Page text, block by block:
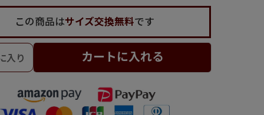
この商品はサイズ交換無料です
カートに入れる